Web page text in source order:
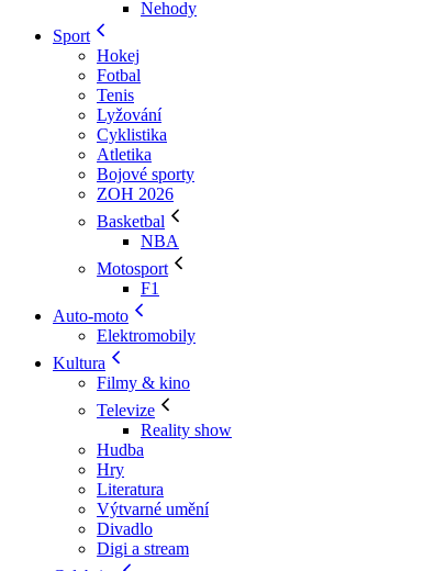
Nehody
Sport
Hokej
Fotbal
Tenis
Lyžování
Cyklistika
Atletika
Bojové sporty
ZOH 2026
Basketbal
NBA
Motosport
F1
Auto-moto
Elektromobily
Kultura
Filmy & kino
Televize
Reality show
Hudba
Hry
Literatura
Výtvarné umění
Divadlo
Digi a stream